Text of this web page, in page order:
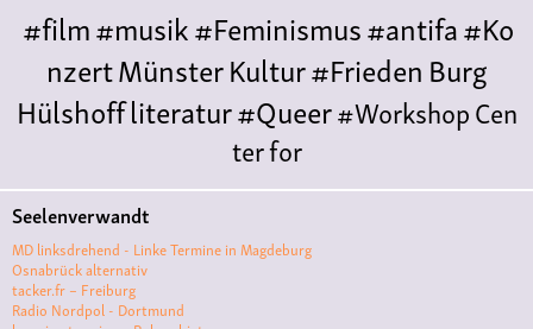
#film#musik#Feminismus#antifa#Ko
nzertMünsterKultur#FriedenBurg
Hülshoffliteratur#Queer#WorkshopCen
ter for
LiteraturePolyamoriePolytreff#liveKonzert
Polyamorietreff
MonogamieCNM#jazz#vortrag
ismuskunstantisemitismus
Seelenverwandt
MD linksdrehend - Linke Termine in Magdeburg
Osnabrück alternativ
tacker.fr – Freiburg
Radio Nordpol - Dortmund